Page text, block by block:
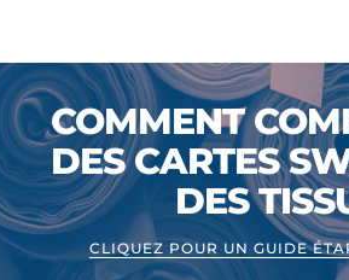
COMMENT
DES CARTES
DES
CLIQUEZ POUR UN GUIDE